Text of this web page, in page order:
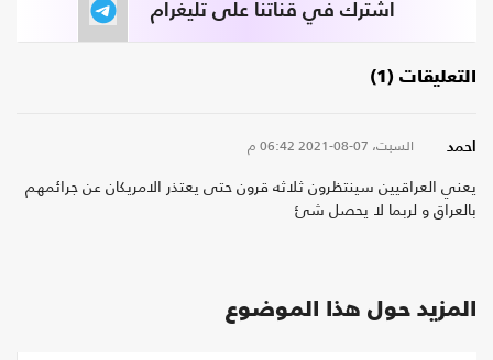
اشترك في قناتنا على تليغرام
التعليقات (1)
احمد السبت، 07-08-2021 06:42 م
يعني العراقيين سينتظرون ثلاثه قرون حتى يعتذر الامريكان عن جرائمهم
بالعراق و لربما لا يحصل شئ
المزيد حول هذا الموضوع